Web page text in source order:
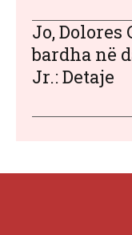
Jo,
bardha në
Jr.: Detaje